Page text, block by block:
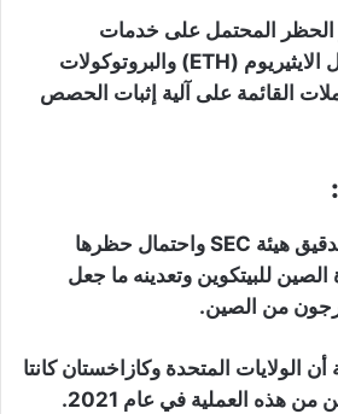
الحظر المحتمل على خدمات
التحصيص المركزية مثل الايثيريوم (ETH) والبروتوكولات
القائمة على آلية إثبات الحصص
بعض المتابعين قارنوا تدقيق هيئة SEC واحتمال حظرها
للبيتكوين وتعدينه ما جعل
من الصين.
الولايات المتحدة وكازاخستان كانتا
هذه العملية في عام 2021.